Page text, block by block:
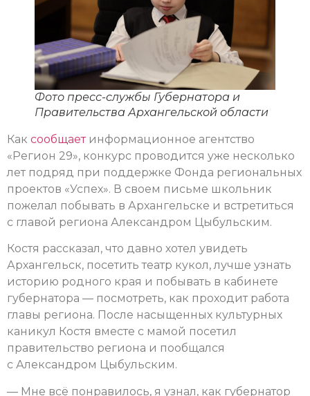
Фото пресс-службы Губернатора и
Правительства Архангельской области
Как сообщаетинформационное агентство
«Регион 29», конкурс проводится уже несколько
лет подряд при поддержке Фонда региональных
проектов «Успех». В своем письме школьник
пожелал побывать в Архангельске и встретиться
с главой региона Александром Цыбульским.
Костя рассказал, что давно хотел увидеть
Архангельск, посетить театр кукол, лучше узнать
историю родного края и побывать в кабинете
губернатора — посмотреть, как проходит работа
главы региона. После насыщенных культурных
каникул Костя вместе с мамой посетил
правительство региона и пообщался
с Александром Цыбульским.
— Мне всё понравилось, я узнал, как губернатор